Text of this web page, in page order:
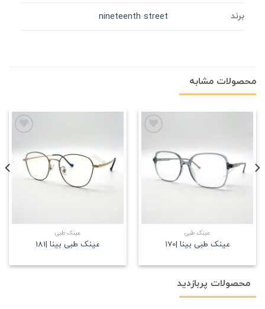
برند nineteenth street
محصولات مشابه
علاقه
مندی
عینک طبی
عینک طبی بینا |170
علاقه
مندی
عینک طبی
عینک طبی بینا |181
محصولات پربازدید